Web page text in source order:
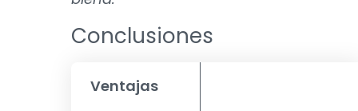
Conclusiones
Ventajas